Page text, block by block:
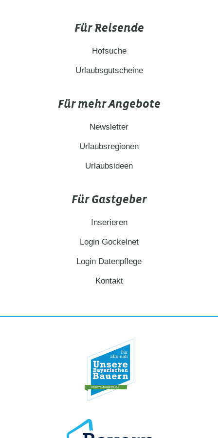
Für Reisende
Hofsuche
Urlaubsgutscheine
Für mehr Angebote
Newsletter
Urlaubsregionen
Urlaubsideen
Für Gastgeber
Inserieren
Login Gockelnet
Login Datenpflege
Kontakt